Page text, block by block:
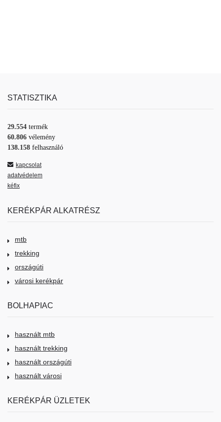
STATISZTIKA
29.554 termék
60.806 vélemény
138.158 felhasználó
kapcsolat
adatvédelem
kéfix
KERÉKPÁR ALKATRÉSZ
mtb
trekking
országúti
városi kerékpár
BOLHAPIAC
használt mtb
használt trekking
használt országúti
használt városi
KERÉKPÁR ÜZLETEK